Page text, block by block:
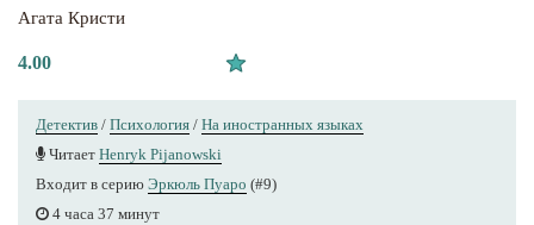
Агата Кристи
4.00
Детектив / Психология / На иностранных языках
Читает Henryk Pijanowski
Входит в серию Эркюль Пуаро (#9)
4 часа 37 минут